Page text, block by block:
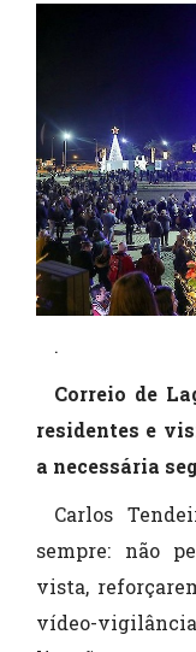
.
Correio de
residentes e
a necessária
Carlos
sempre: não
vista,
vídeo-